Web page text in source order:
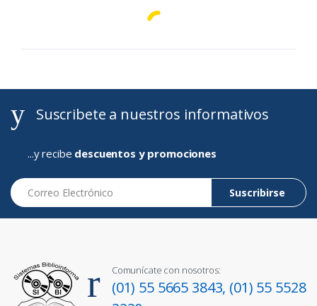
Suscribete a nuestros informativos
...y recibe descuentos y promociones
Correo Electrónico
Suscribirse
Comunícate con nosotros:
(01) 55 5665 3843, (01) 55 5528